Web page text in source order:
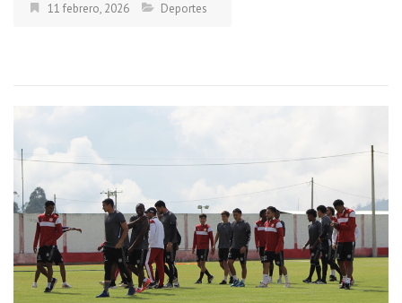
11 febrero, 2026 Deportes